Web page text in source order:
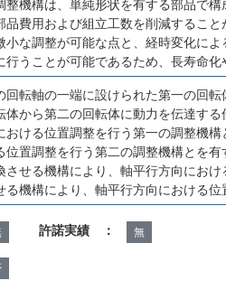
整機構は、単純形状を有する部品で
品費用および組立工数を削減すること
小な調整が可能な点と、経時変化に
行うことが可能であるため、長寿命
回転軸の一端に設けられた第一の回
体から第二の回転体に動力を伝達す
おける位置調整を行う第一の調整機
位置調整を行う第二の調整機構とを
させる機構により、軸平行方向にお
る機構により、軸平行方向における位
許諾実績 ： 無